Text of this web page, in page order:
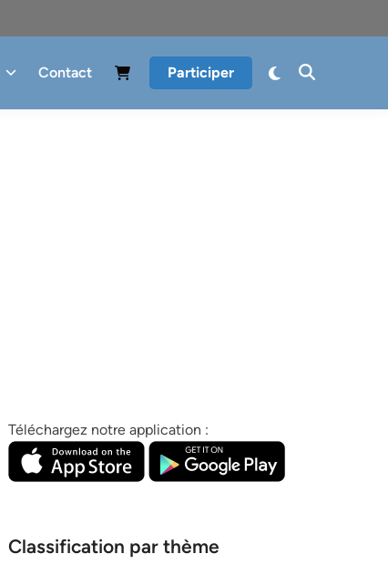
Contact Participer
Téléchargez notre application :
Classification par thème